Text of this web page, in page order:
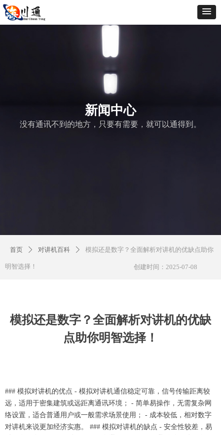
模拟还是数字？全面解析对讲机的优缺
点助你明智选择！
### 模拟对讲机的优点 - 模拟对讲机通信稳定可靠，信号传输距离较
远，适用于密集建筑或远距离通讯环境； - 简单易操作，无需复杂网
络设置，适合普通用户或一般需求场景使用； - 成本较低，相对数字
对讲机来说更加经济实惠。 ### 模拟对讲机的缺点 - 安全性较差，易
首页 ꄲ 对讲机百科 ꄲ 模拟还是数字？全面解析对讲机的优缺点助你
明智选择！ 创建时间： 2025-07-08
新闻中心
没有通讯不到的地方，只要有需要，就可以通得到。